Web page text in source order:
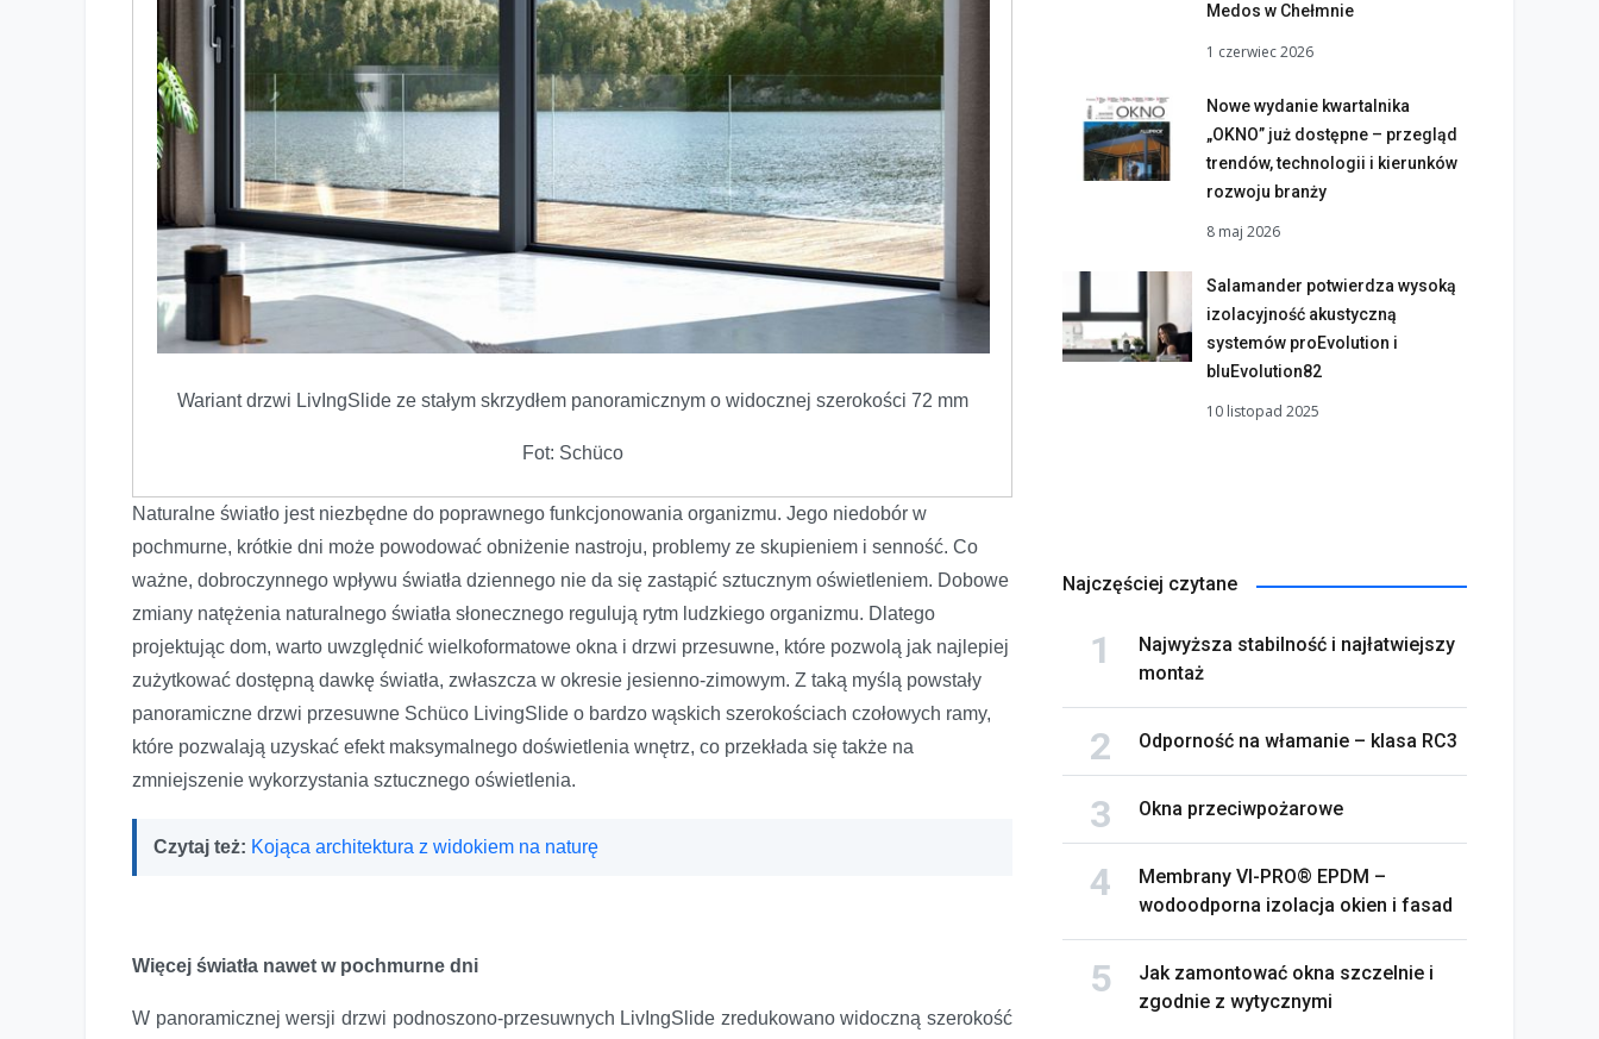
Wariant drzwi LivIngSlide ze stałym skrzydłem panoramicznym o widocznej szerokości 72 mm
Fot: Schüco
Naturalne światło jest niezbędne do poprawnego funkcjonowania organizmu. Jego niedobór w
pochmurne, krótkie dni może powodować obniżenie nastroju, problemy ze skupieniem i senność. Co
ważne, dobroczynnego wpływu światła dziennego nie da się zastąpić sztucznym oświetleniem. Dobowe
zmiany natężenia naturalnego światła słonecznego regulują rytm ludzkiego organizmu. Dlatego
projektując dom, warto uwzględnić wielkoformatowe okna i drzwi przesuwne, które pozwolą jak najlepiej
zużytkować dostępną dawkę światła, zwłaszcza w okresie jesienno-zimowym. Z taką myślą powstały
panoramiczne drzwi przesuwne Schüco LivingSlide o bardzo wąskich szerokościach czołowych ramy,
które pozwalają uzyskać efekt maksymalnego doświetlenia wnętrz, co przekłada się także na
zmniejszenie wykorzystania sztucznego oświetlenia.
Czytaj też: Kojąca architektura z widokiem na naturę
Więcej światła nawet w pochmurne dni
W panoramicznej wersji drzwi podnoszono-przesuwnych LivIngSlide zredukowano widoczną szerokość
Medos w Chełmnie
1 czerwiec 2026
Nowe wydanie kwartalnika
„OKNO” już dostępne – przegląd
trendów, technologii i kierunków
rozwoju branży
8 maj 2026
Salamander potwierdza wysoką
izolacyjność akustyczną
systemów proEvolution i
bluEvolution82
10 listopad 2025
Najczęściej czytane
Najwyższa stabilność i najłatwiejszy
montaż
Odporność na włamanie – klasa RC3
Okna przeciwpożarowe
Membrany VI-PRO® EPDM –
wodoodporna izolacja okien i fasad
Jak zamontować okna szczelnie i
zgodnie z wytycznymi